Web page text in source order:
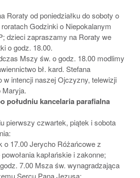
Roraty od poniedziałku do soboty o
Godzinki o Niepokalanym
dzieci zapraszamy na Roraty we
o godz. 18.00.
Mszy św. o godz. 18.00 modlimy
bł. kard. Stefana
w intencji naszej Ojczyzny, telewizji
Maryja.
południu kancelaria parafialna
pierwszy czwartek, piątek i sobota
o 17.00 Jerycho Różańcowe z
kapłańskie i zakonne;
7.00 Msza św. wynagradzająca
Sercu Pana Jezusa;